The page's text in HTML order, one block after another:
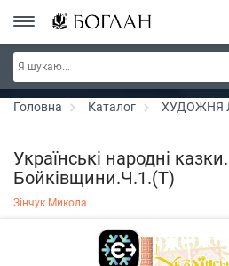
РОЗПРОДАЖ ~ 150 грн ~ 200 грн ~ 250
300 грн ~ РОЗПРОДАЖ
Головна Каталог ХУДОЖНЯ
Українські народні
Бойківщини.Ч.1.(Т)
Зінчук Микола